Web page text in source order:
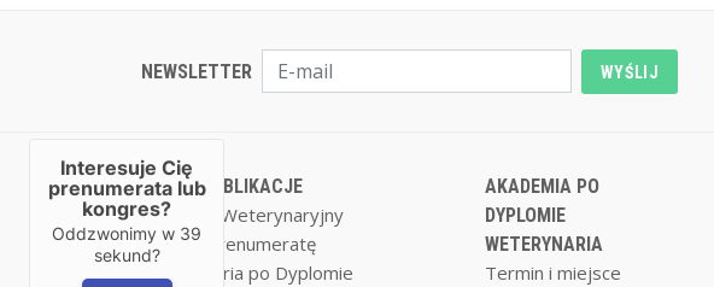
NEWSLETTER WYŚLIJ
NASZE PUBLIKACJE
Magazyn Weterynaryjny
Zamów prenumeratę
Weterynaria po Dyplomie
AKADEMIA PO
DYPLOMIE
WETERYNARIA
Termin i miejsce
Interesuje Cię
prenumerata lub
kongres?
Oddzwonimy w 39
sekund?